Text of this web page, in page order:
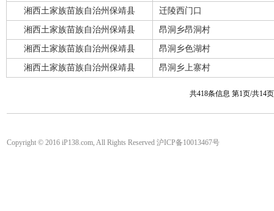
湘西土家族苗族自治州保靖县 迁陵西门口
湘西土家族苗族自治州保靖县 昂洞乡昂洞村
湘西土家族苗族自治州保靖县 昂洞乡色湖村
湘西土家族苗族自治州保靖县 昂洞乡上寨村
共418条信息 第1页/共14
Copyright © 2016 iP138.com, All Rights Reserved 沪ICP备10013467号